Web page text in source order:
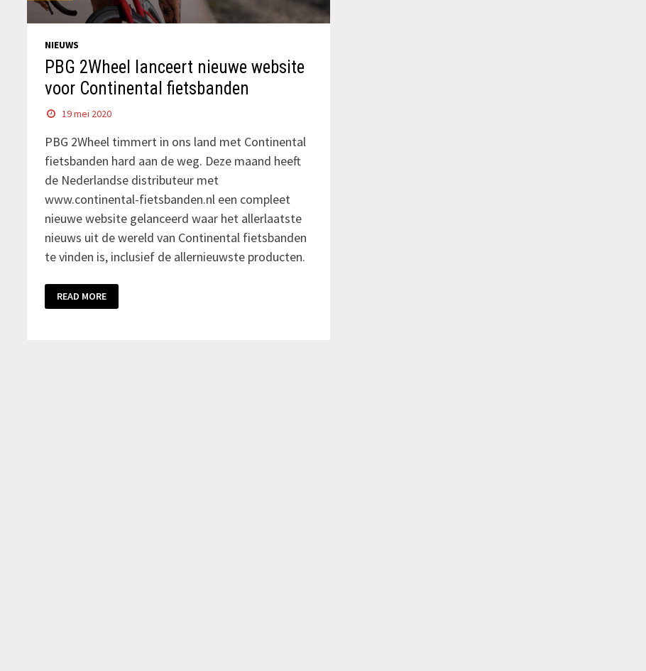
NIEUWS
PBG 2Wheel lanceert nieuwe website
voor Continental fietsbanden
19 mei 2020
PBG 2Wheel timmert in ons land met Continental
fietsbanden hard aan de weg. Deze maand heeft
de Nederlandse distributeur met
www.continental-fietsbanden.nl een compleet
nieuwe website gelanceerd waar het allerlaatste
nieuws uit de wereld van Continental fietsbanden
te vinden is, inclusief de allernieuwste producten.
READ MORE